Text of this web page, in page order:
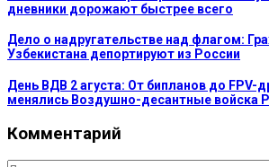
дневники дорожают быстрее всего
Дело о надругательстве над флагом:
Узбекистана депортируют из России
День ВДВ 2 агуста: От бипланов до FPV-
менялись Воздушно-десантные войска
Комментарий